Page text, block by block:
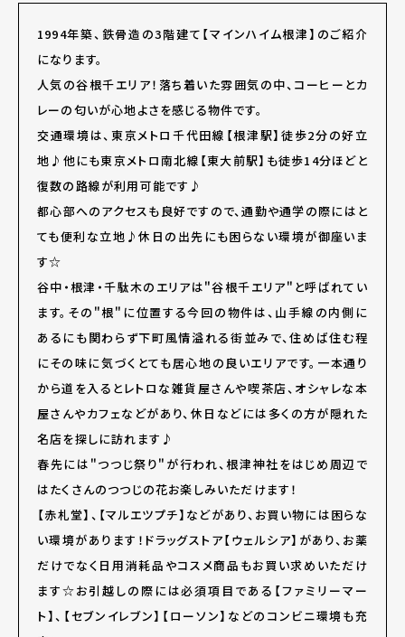
1994年築、鉄骨造の3階建て【マインハイム根津】のご紹介
になります。
人気の谷根千エリア！落ち着いた雰囲気の中、コーヒーとカ
レーの匂いが心地よさを感じる物件です。
交通環境は、東京メトロ千代田線【根津駅】徒歩2分の好立
地♪他にも東京メトロ南北線【東大前駅】も徒歩14分ほどと
復数の路線が利用可能です♪
都心部へのアクセスも良好ですので、通勤や通学の際にはと
ても便利な立地♪休日の出先にも困らない環境が御座いま
す☆
谷中・根津・千駄木のエリアは＂谷根千エリア＂と呼ばれてい
ます。その＂根＂に位置する今回の物件は、山手線の内側に
あるにも関わらず下町風情溢れる街並みで、住めば住む程
にその味に気づくとても居心地の良いエリアです。一本通り
から道を入るとレトロな雑貨屋さんや喫茶店、オシャレな本
屋さんやカフェなどがあり、休日などには多くの方が隠れた
名店を探しに訪れます♪
春先には＂つつじ祭り＂が行われ、根津神社をはじめ周辺で
はたくさんのつつじの花お楽しみいただけます！
【赤札堂】、【マルエツプチ】などがあり、お買い物には困らな
い環境があります！ドラッグストア【ウェルシア】があり、お薬
だけでなく日用消耗品やコスメ商品もお買い求めいただけ
ます☆お引越しの際には必須項目である【ファミリーマー
ト】、【セブンイレブン】【ローソン】などのコンビニ環境も充